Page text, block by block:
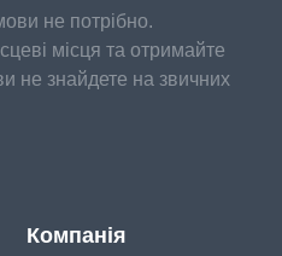
не потрібно.
місця та отримайте
не знайдете на звичних
Компанія